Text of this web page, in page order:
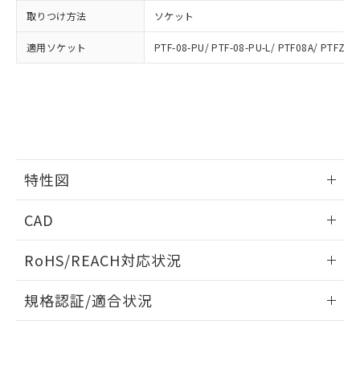
取りつけ方法 ソケット
適用ソケット PTF-08-PU/ PTF-08-PU-L/ PTF08A/ PTFZ-
特性図
開閉容量
CAD
ドすることができます。
ログイン/会員登録
RoHS/REACH対応状況
EU RoHS 注意事項・凡例
規格認証/適合状況
品・サービスに関するお客様との取
引・商談に必要な範囲で利用すること
をご了承ください。
※当社の共同利用者とは、"個人情報
とができます。
EU RoHS指令（10物質）の非含有証明書
荷製品に未対応品が混在することから備考
欄に対応日を記載しておりました。
既に当社にて対応品への在庫切替を完了
り、2022年1月12日より割愛しておりま
す。